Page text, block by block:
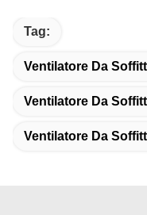
Tag:
Ventilatore Da
Ventilatore Da
Ventilatore Da